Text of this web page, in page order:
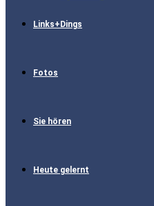
Links+Dings
Fotos
Sie hören
Heute gelernt